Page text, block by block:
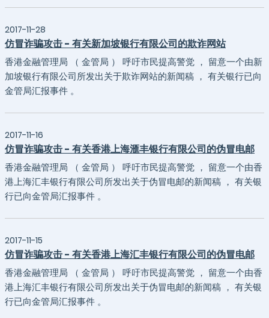
2017-11-28
仿冒诈骗攻击 - 有关新加坡银行有限公司的欺诈网站
香港金融管理局 （ 金管局 ） 呼吁市民提高警觉 ， 留意一个由新
加坡银行有限公司所发出关于欺诈网站的新闻稿 ， 有关银行已向
金管局汇报事件 。
2017-11-16
仿冒诈骗攻击 - 有关香港上海滙丰银行有限公司的伪冒电邮
香港金融管理局 （ 金管局 ） 呼吁市民提高警觉 ， 留意一个由香
港上海汇丰银行有限公司所发出关于伪冒电邮的新闻稿 ， 有关银
行已向金管局汇报事件 。
2017-11-15
仿冒诈骗攻击 - 有关香港上海汇丰银行有限公司的伪冒电邮
香港金融管理局 （ 金管局 ） 呼吁市民提高警觉 ， 留意一个由香
港上海汇丰银行有限公司所发出关于伪冒电邮的新闻稿 ， 有关银
行已向金管局汇报事件 。